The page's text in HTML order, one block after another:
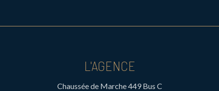
L'AGENCE
Chaussée de Marche 449 Bus C